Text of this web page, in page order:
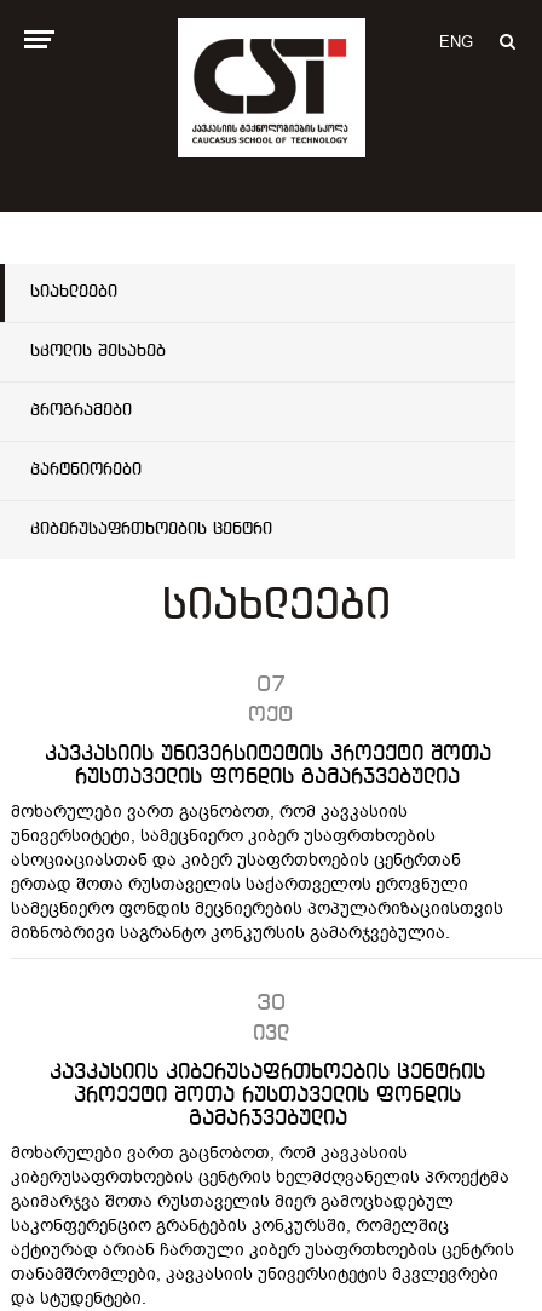
ENG
სიახლეები
სკოლის შესახებ
პროგრამები
პარტნიორები
კიბერუსაფრთხოების ცენტრი
სიახლეები
07
ოქტ
კავკასიის უნივერსიტეტის პროექტი შოთა
რუსთაველის ფონდის გამარჯვებულია
მოხარულები ვართ გაცნობოთ, რომ კავკასიის
უნივერსიტეტი, სამეცნიერო კიბერ უსაფრთხოების
ასოციაციასთან და კიბერ უსაფრთხოების ცენტრთან
ერთად შოთა რუსთაველის საქართველოს ეროვნული
სამეცნიერო ფონდის მეცნიერების პოპულარიზაციისთვის
მიზნობრივი საგრანტო კონკურსის გამარჯვებულია.
30
ივლ
კავკასიის კიბერუსაფრთხოების ცენტრის
პროექტი შოთა რუსთაველის ფონდის
გამარჯვებულია
მოხარულები ვართ გაცნობოთ, რომ კავკასიის
კიბერუსაფრთხოების ცენტრის ხელმძღვანელის პროექტმა
გაიმარჯვა შოთა რუსთაველის მიერ გამოცხადებულ
საკონფერენციო გრანტების კონკურსში, რომელშიც
აქტიურად არიან ჩართული კიბერ უსაფრთხოების ცენტრის
თანამშრომლები, კავკასიის უნივერსიტეტის მკვლევრები
და სტუდენტები.